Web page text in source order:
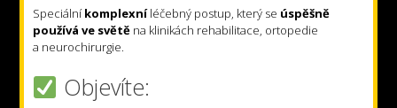
Speciálníkomplexníléčebný postup, který se úspěšně
používá ve světě na klinikách rehabilitace, ortopedie
a neurochirurgie.
Objevíte: